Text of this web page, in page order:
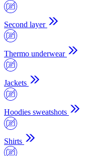
Second layer
Thermo underwear
Jackets
Hoodies sweatshots
Shirts